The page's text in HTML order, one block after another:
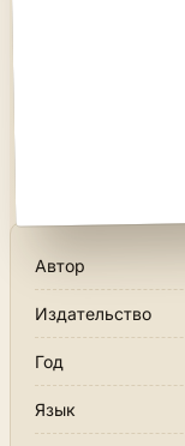
Автор
Издательство
Год
Язык